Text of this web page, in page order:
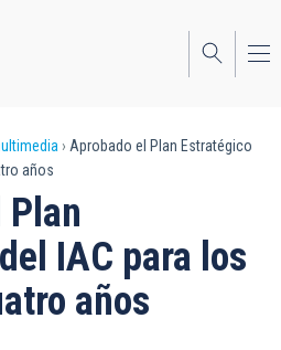
Aprobado el Plan Estratégico
años
Plan
IAC para los
años